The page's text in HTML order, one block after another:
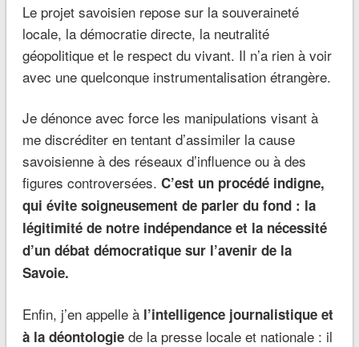
Le projet savoisien repose sur la souveraineté
locale, la démocratie directe, la neutralité
géopolitique et le respect du vivant. Il n’a rien à voir
avec une quelconque instrumentalisation étrangère.
Je dénonce avec force les manipulations visant à
me discréditer en tentant d’assimiler la cause
savoisienne à des réseaux d’influence ou à des
figures controversées. C’est un procédé indigne,
qui évite soigneusement de parler du fond : la
légitimité de notre indépendance et la nécessité
d’un débat démocratique sur l’avenir de la
Savoie.
Enfin, j’en appelle à l’intelligence journalistique et
à la déontologiede la presse locale et nationale : il